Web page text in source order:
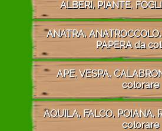
ALBERI, PIANTE,
ANATRA,
PAPERA da
APE, VESPA,
colorare
AQUILA, FALCO, POIANA,
colorare